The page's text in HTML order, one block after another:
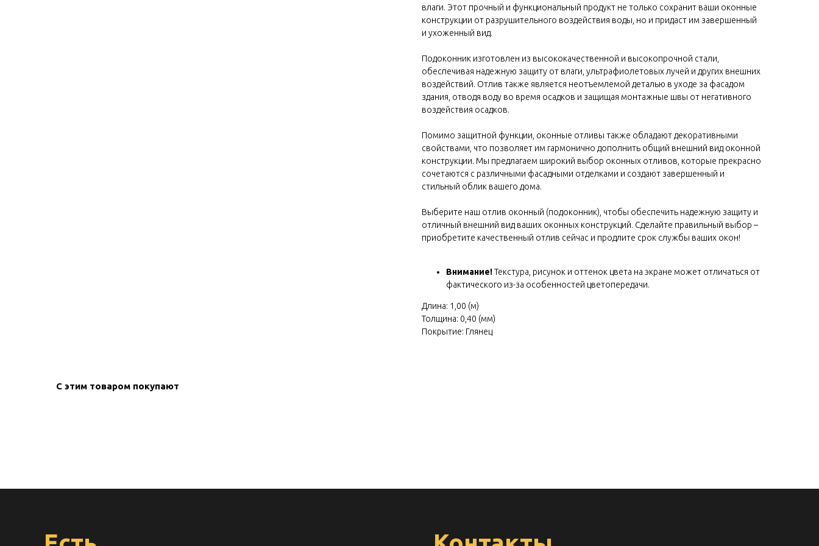
Zero block
влаги. Этот прочный и функциональный продукт не только сохранит ваши оконные
конструкции от разрушительного воздействия воды, но и придаст им завершенный
и ухоженный вид.
Подоконник изготовлен из высококачественной и высокопрочной стали,
обеспечивая надежную защиту от влаги, ультрафиолетовых лучей и других внешних
воздействий. Отлив также является неотъемлемой деталью в уходе за фасадом
здания, отводя воду во время осадков и защищая монтажные швы от негативного
воздействия осадков.
Помимо защитной функции, оконные отливы также обладают декоративными
свойствами, что позволяет им гармонично дополнить общий внешний вид оконной
конструкции. Мы предлагаем широкий выбор оконных отливов, которые прекрасно
сочетаются с различными фасадными отделками и создают завершенный и
стильный облик вашего дома.
Выберите наш отлив оконный (подоконник), чтобы обеспечить надежную защиту и
отличный внешний вид ваших оконных конструкций. Сделайте правильный выбор –
приобретите качественный отлив сейчас и продлите срок службы ваших окон!
Внимание!Текстура, рисунок и оттенок цвета на экране может отличаться от
фактического из-за особенностей цветопередачи.
Длина: 1,00 (м)
Толщина: 0,40 (мм)
Покрытие: Глянец
С этим товаром покупают